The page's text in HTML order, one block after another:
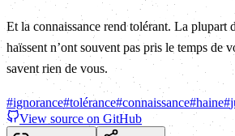
Et la connaissance rend tolérant. La plupart
haïssent n’ont souvent pas pris le temps de
savent rien de vous.
#ignorance#tolérance#connaissance#haine#
View source on GitHub